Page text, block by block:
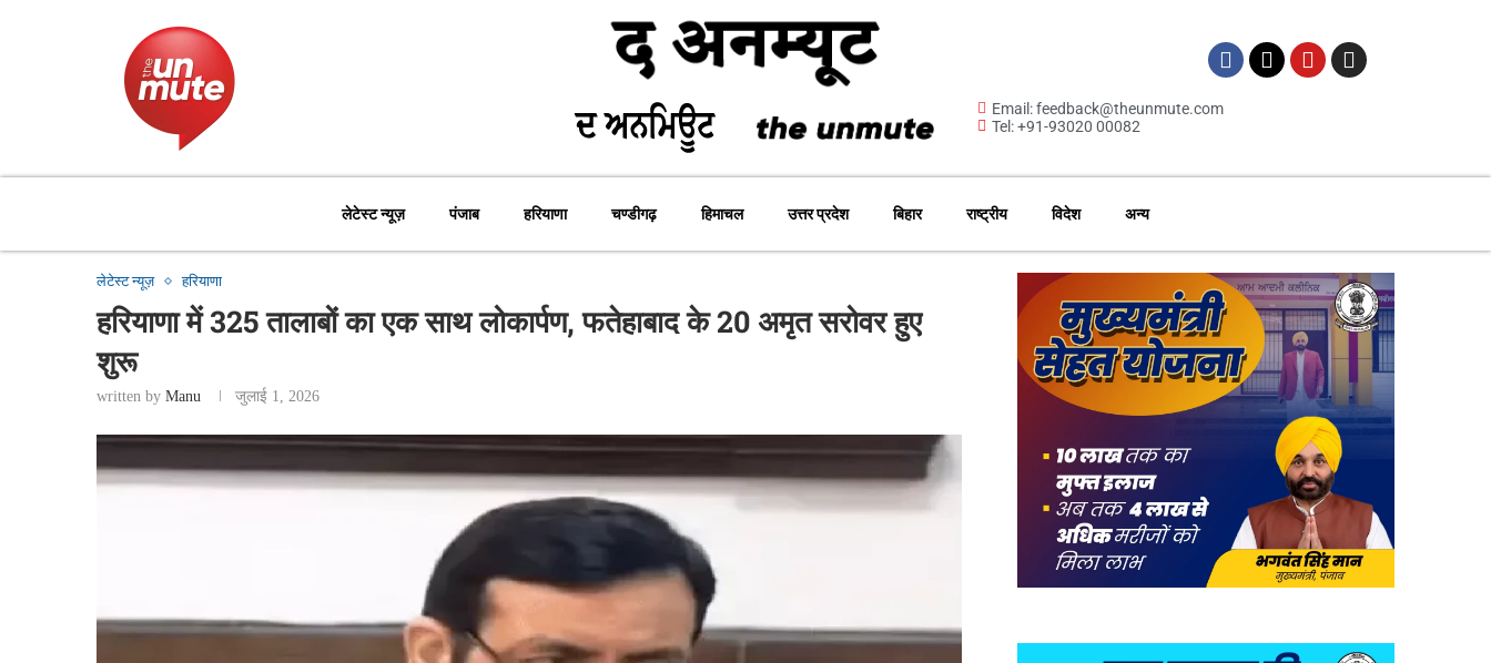
Email: feedback@theunmute.com
Tel: +91-93020 00082
लेटेस्ट न्यूज़ पंजाब हरियाणा चण्डीगढ़ हिमाचल उत्तर प्रदेश बिहार राष्ट्रीय विदेश अन्य
लेटेस्ट न्यूज़ हरियाणा
हरियाणा में 325 तालाबों का एक साथ लोकार्पण, फतेहाबाद के 20 अमृत सरोवर हुए
शुरू
written by Manu जुलाई 1, 2026